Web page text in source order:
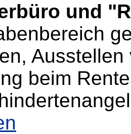
und
beim